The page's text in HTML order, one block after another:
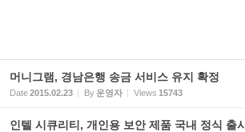
머니그램, 경남은행 송금 서비스 유지 확정
Date2015.02.23 By 운영자 Views 15743
인텔 시큐리티, 개인용 보안 제품 국내 정식 출시